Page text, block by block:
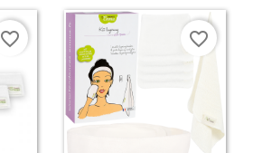
favorite_border favorite_border